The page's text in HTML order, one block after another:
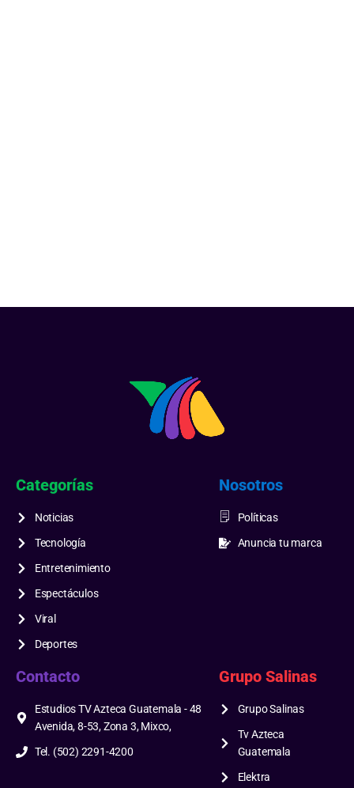
Categorías
Noticias
Tecnología
Entretenimiento
Espectáculos
Viral
Deportes
Nosotros
Políticas
Anuncia tu marca
Contacto
Estudios TV Azteca Guatemala - 48
Avenida, 8-53, Zona 3, Mixco,
Tel. (502) 2291-4200
Grupo Salinas
Grupo Salinas
Tv Azteca
Guatemala
Elektra